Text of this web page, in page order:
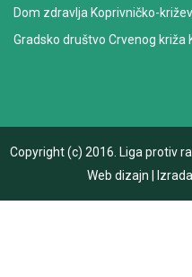
Dom zdravlja Koprivničko-
Gradsko društvo Crvenog križa
Copyright (c) 2016. Liga protiv
Web dizajn